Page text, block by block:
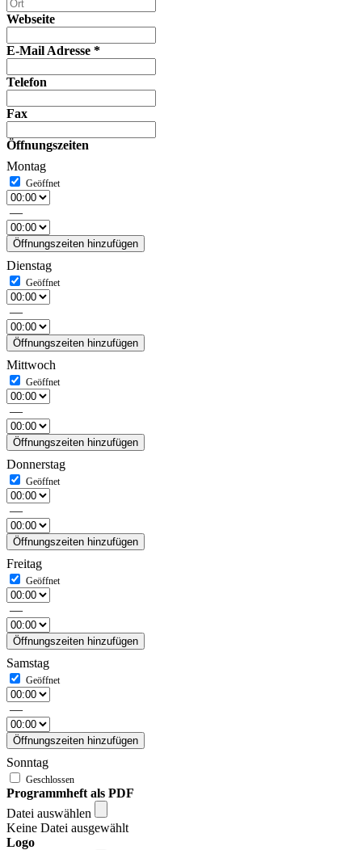
Webseite
E-Mail Adresse *
Telefon
Fax
Öffnungszeiten
Montag
—
Öffnungszeiten hinzufügen
Dienstag
—
Öffnungszeiten hinzufügen
Mittwoch
—
Öffnungszeiten hinzufügen
Donnerstag
—
Öffnungszeiten hinzufügen
Freitag
—
Öffnungszeiten hinzufügen
Samstag
—
Öffnungszeiten hinzufügen
Sonntag
Programmheft als PDF
Datei auswählen
Keine Datei ausgewählt
Logo